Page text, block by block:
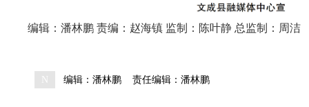
编辑：潘林鹏 责编：赵海镇 监制：陈叶静 总监制：周洁
N 编辑：潘林鹏 责任编辑：潘林鹏